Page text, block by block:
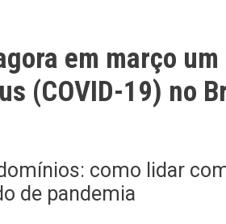
em março
(COVID-19) no